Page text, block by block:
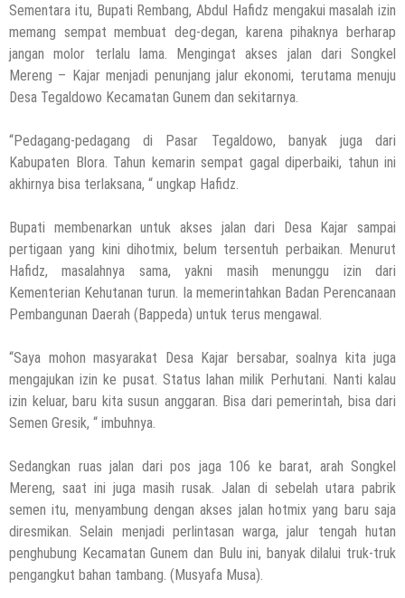
Sementara itu, Bupati Rembang, Abdul Hafidz mengakui masalah izin
memang sempat membuat deg-degan, karena pihaknya berharap
jangan molor terlalu lama. Mengingat akses jalan dari Songkel
Mereng – Kajar menjadi penunjang jalur ekonomi, terutama menuju
Desa Tegaldowo Kecamatan Gunem dan sekitarnya.
“Pedagang-pedagang di Pasar Tegaldowo, banyak juga dari
Kabupaten Blora. Tahun kemarin sempat gagal diperbaiki, tahun ini
akhirnya bisa terlaksana, “ ungkap Hafidz.
Bupati membenarkan untuk akses jalan dari Desa Kajar sampai
pertigaan yang kini dihotmix, belum tersentuh perbaikan. Menurut
Hafidz, masalahnya sama, yakni masih menunggu izin dari
Kementerian Kehutanan turun. Ia memerintahkan Badan Perencanaan
Pembangunan Daerah (Bappeda) untuk terus mengawal.
“Saya mohon masyarakat Desa Kajar bersabar, soalnya kita juga
mengajukan izin ke pusat. Status lahan milik Perhutani. Nanti kalau
izin keluar, baru kita susun anggaran. Bisa dari pemerintah, bisa dari
Semen Gresik, “ imbuhnya.
Sedangkan ruas jalan dari pos jaga 106 ke barat, arah Songkel
Mereng, saat ini juga masih rusak. Jalan di sebelah utara pabrik
semen itu, menyambung dengan akses jalan hotmix yang baru saja
diresmikan. Selain menjadi perlintasan warga, jalur tengah hutan
penghubung Kecamatan Gunem dan Bulu ini, banyak dilalui truk-truk
pengangkut bahan tambang. (Musyafa Musa).